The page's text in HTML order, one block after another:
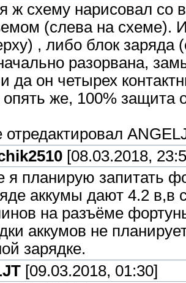
ж схему нарисовал со
(слева на схеме).
, либо блок заряда
разорвана,
да он четырех
же, 100% защита
[08.03.2018,
я планирую запитать
аккумы дают 4.2 в,в
на разъёме
аккумов не
зарядке.
[09.03.2018, 01:30]